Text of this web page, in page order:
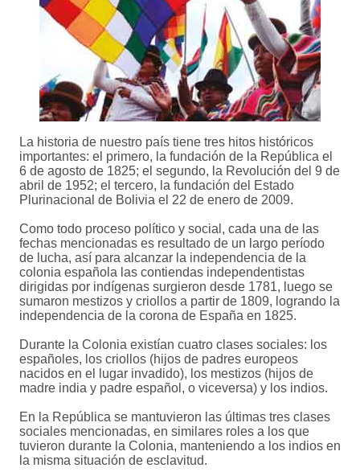
La historia de nuestro país tiene tres hitos históricos
importantes: el primero, la fundación de la República el
6 de agosto de 1825; el segundo, la Revolución del 9 de
abril de 1952; el tercero, la fundación del Estado
Plurinacional de Bolivia el 22 de enero de 2009.
Como todo proceso político y social, cada una de las
fechas mencionadas es resultado de un largo período
de lucha, así para alcanzar la independencia de la
colonia española las contiendas independentistas
dirigidas por indígenas surgieron desde 1781, luego se
sumaron mestizos y criollos a partir de 1809, logrando la
independencia de la corona de España en 1825.
Durante la Colonia existían cuatro clases sociales: los
españoles, los criollos (hijos de padres europeos
nacidos en el lugar invadido), los mestizos (hijos de
madre india y padre español, o viceversa) y los indios.
En la República se mantuvieron las últimas tres clases
sociales mencionadas, en similares roles a los que
tuvieron durante la Colonia, manteniendo a los indios en
la misma situación de esclavitud.